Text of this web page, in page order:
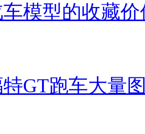
模型的收藏价
GT跑车大量